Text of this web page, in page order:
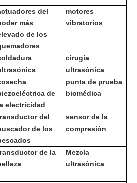
del
más
de los
motores
vibratorios
cirugía
ultrasónica
de
electricidad
punta de prueba
biomédica
del
de los
sensor de la
compresión
de la
Mezcla
ultrasónica